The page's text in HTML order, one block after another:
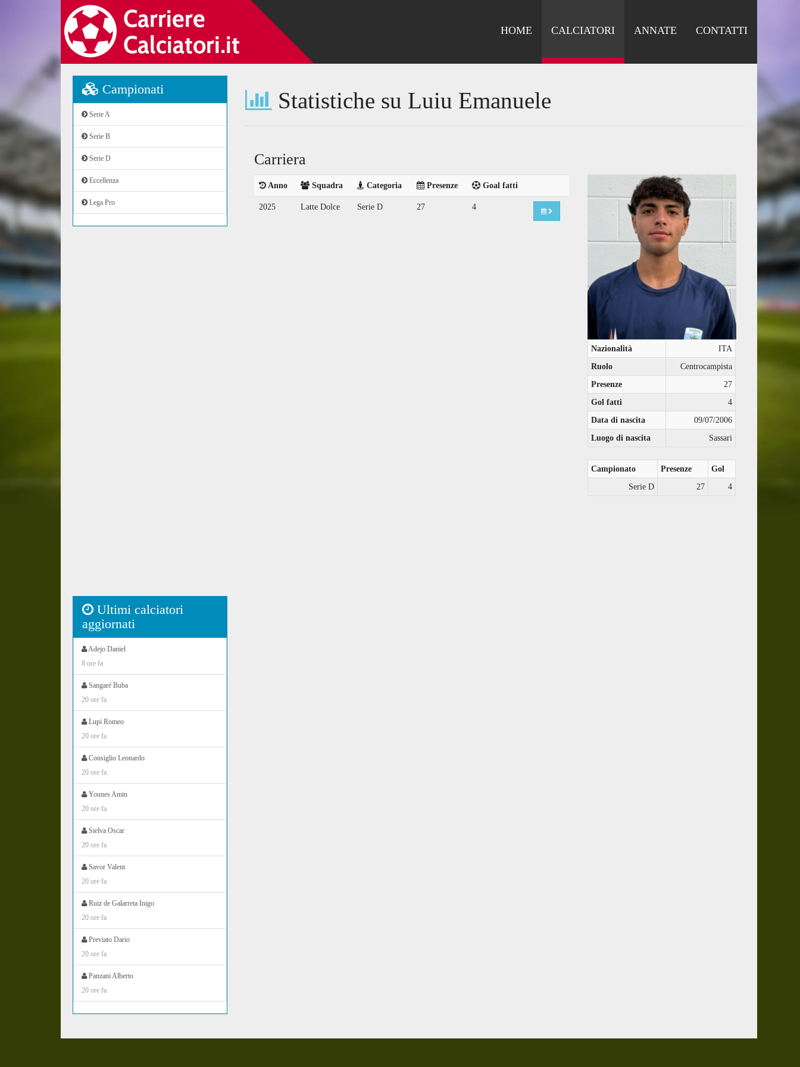
HOME CALCIATORI ANNATE CONTATTI
Campionati
Serie A
Serie B
Serie D
Eccellenza
Lega Pro
Ultimi calciatori
aggiornati
Adejo Daniel
8 ore fa
Sangaré Buba
20 ore fa
Lupi Romeo
20 ore fa
Consiglio Leonardo
20 ore fa
Younes Amin
20 ore fa
Sielva Oscar
20 ore fa
Savor Valent
20 ore fa
Ruiz de Galarreta Inigo
20 ore fa
Previato Dario
20 ore fa
Panzani Alberto
20 ore fa
Statistiche su Luiu Emanuele
Carriera
Anno Squadra Categoria Presenze Goal fatti
2025 Latte Dolce Serie D 27 4
Nazionalità
ITA
Ruolo
Centrocampista
Presenze
27
Gol fatti
4
Data di nascita
09/07/2006
Luogo di nascita
Sassari
Campionato Presenze
Gol
Serie D
27 4